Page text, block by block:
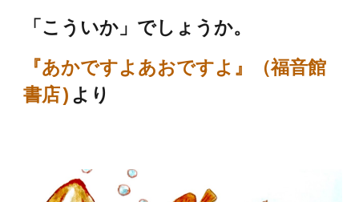
「こういか」でしょうか。
『あかですよあおですよ』（福音館
書店) より